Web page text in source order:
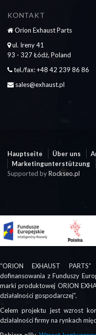
KONTAKT
Orion Exhaust Parts
ul. Ireny 41
93 - 327 Łódź, Poland
tel./fax: +48 42 239 86 86
sales@exhaust.pl
Hauptseite Über uns
Marketingunterstützung
Supported byRockseo.pl
“ORION EXHAUST
dofinansowania z Funduszy
marki produktowej ORION
działalności gospodarczej”.
Celem projektu jest wzrost
działalności firmy na rynkach